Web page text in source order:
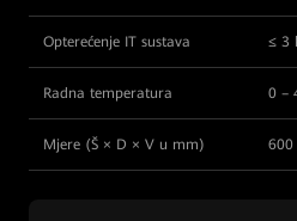
Opterećenje IT sustava ≤ 3
Radna temperatura 0 –
Mjere (Š × D × V u mm) 600